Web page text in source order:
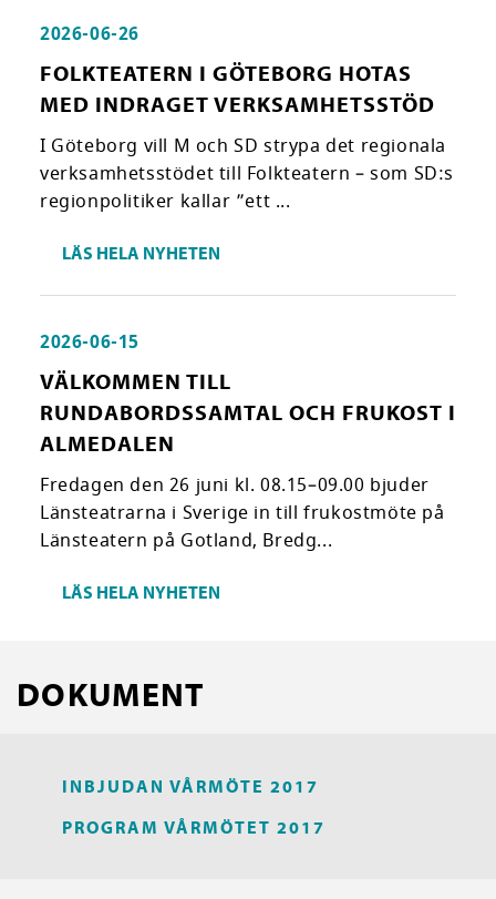
2026-06-26
FOLKTEATERN I GÖTEBORG HOTAS
MED INDRAGET VERKSAMHETSSTÖD
I Göteborg vill M och SD strypa det regionala
verksamhetsstödet till Folkteatern – som SD:s
regionpolitiker kallar ”ett ...
LÄS HELA NYHETEN
2026-06-15
VÄLKOMMEN TILL
RUNDABORDSSAMTAL OCH FRUKOST I
ALMEDALEN
Fredagen den 26 juni kl. 08.15–09.00 bjuder
Länsteatrarna i Sverige in till frukostmöte på
Länsteatern på Gotland, Bredg...
LÄS HELA NYHETEN
DOKUMENT
INBJUDAN VÅRMÖTE 2017
PROGRAM VÅRMÖTET 2017